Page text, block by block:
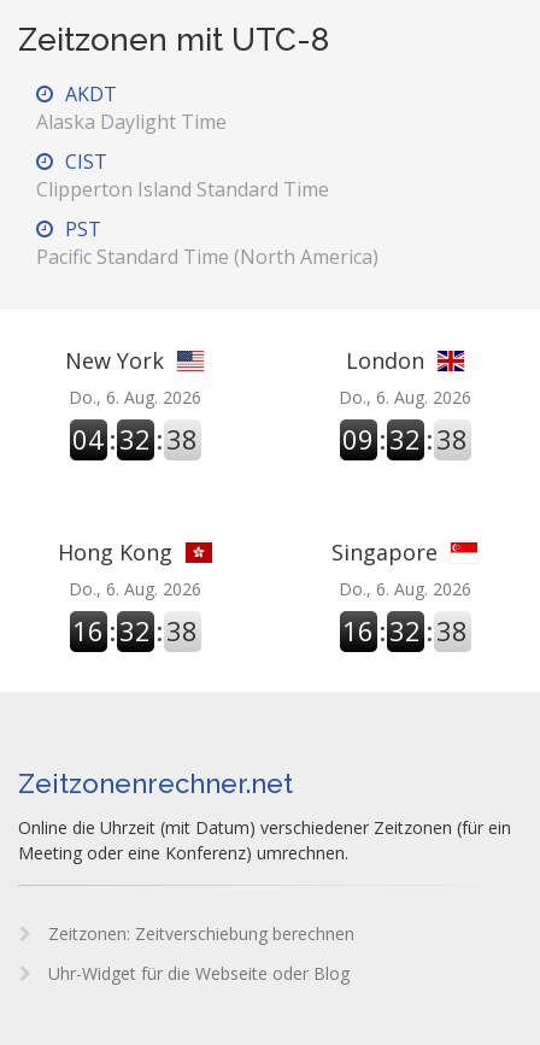
Zeitzonen mit UTC-8
AKDT
Alaska Daylight Time
CIST
Clipperton Island Standard Time
PST
Pacific Standard Time (North America)
New York
Do., 6. Aug. 2026
04 :32 :39
London
Do., 6. Aug. 2026
09 :32 :39
Hong Kong
Do., 6. Aug. 2026
16 :32 :39
Singapore
Do., 6. Aug. 2026
16 :32 :39
Zeitzonenrechner.net
Online die Uhrzeit (mit Datum) verschiedener Zeitzonen (für ein
Meeting oder eine Konferenz) umrechnen.
Zeitzonen: Zeitverschiebung berechnen
Uhr-Widget für die Webseite oder Blog